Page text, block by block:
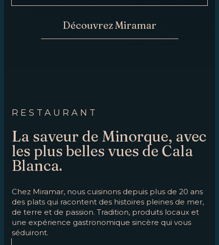
Découvrez Miramar
RESTAURANT
La saveur de Minorque, avec
les plus belles vues de Cala
Blanca.
Chez Miramar, nous cuisinons depuis plus de 20 ans
des plats qui racontent des histoires pleines de mer,
de terre et de passion. Tradition, produits locaux et
une expérience gastronomique sincère qui vous
séduiront.